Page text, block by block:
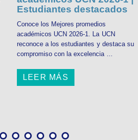
Estudiantes destacados
Conoce los Mejores promedios
académicos UCN 2026-1. La UCN
reconoce a los estudiantes y destaca su
compromiso con la excelencia ...
LEER MÁS